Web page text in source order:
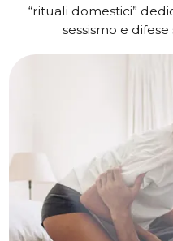
“rituali domestici”
sessismo e